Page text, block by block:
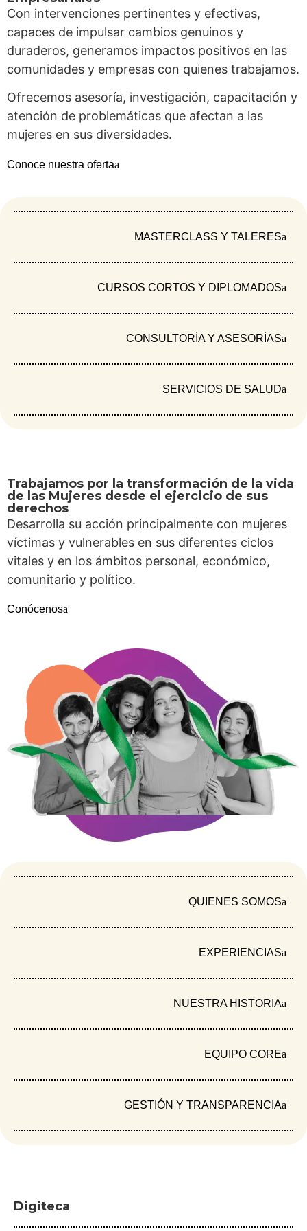
Con intervenciones pertinentes y efectivas,
capaces de impulsar cambios genuinos y
duraderos, generamos impactos positivos en las
comunidades y empresas con quienes trabajamos.
Ofrecemos asesoría, investigación, capacitación y
atención de problemáticas que afectan a las
mujeres en sus diversidades.
Conoce nuestra oferta
MASTERCLASS Y TALERES
CURSOS CORTOS Y DIPLOMADOS
CONSULTORÍA Y ASESORÍAS
SERVICIOS DE SALUD
Trabajamos por la transformación de la vida
de las Mujeres desde el ejercicio de sus
derechos
Desarrolla su acción principalmente con mujeres
víctimas y vulnerables en sus diferentes ciclos
vitales y en los ámbitos personal, económico,
comunitario y político.
Conócenos
QUIENES SOMOS
EXPERIENCIAS
NUESTRA HISTORIA
EQUIPO CORE
GESTIÓN Y TRANSPARENCIA
Digiteca
reproductiva en la frontera colombo-venezolana,
Catatumbo en crisis
Triple exclusión: cuando el conflicto, la frontera y
la ruralidad se cruzan sobre el cuerpo de las
zona de frontera con Venezuela, es un territorio
donde las leyes existen y la institucionalidad tiene
presencia formal. Sin embargo, para muchas
Fundación Mujer y Futuro participó en la
Conferencia Internacional sobre Planificación
Por la salud sexual, la dignidad y los derechos
reproductivos de las mujeres en contextos de
crisis Del 3 al 6 de noviembre, en Bogotá, se llevó
a cabo la séptima edición de la Conferencia
Internacional sobre Planificación Familiar (ICFP
2025), el encuentro global más importante en
torno a los derechos sexuales y reproductivos,
cuyo […]
que nadie lo vea
esenciales recaen sobre los hombros de mujeres